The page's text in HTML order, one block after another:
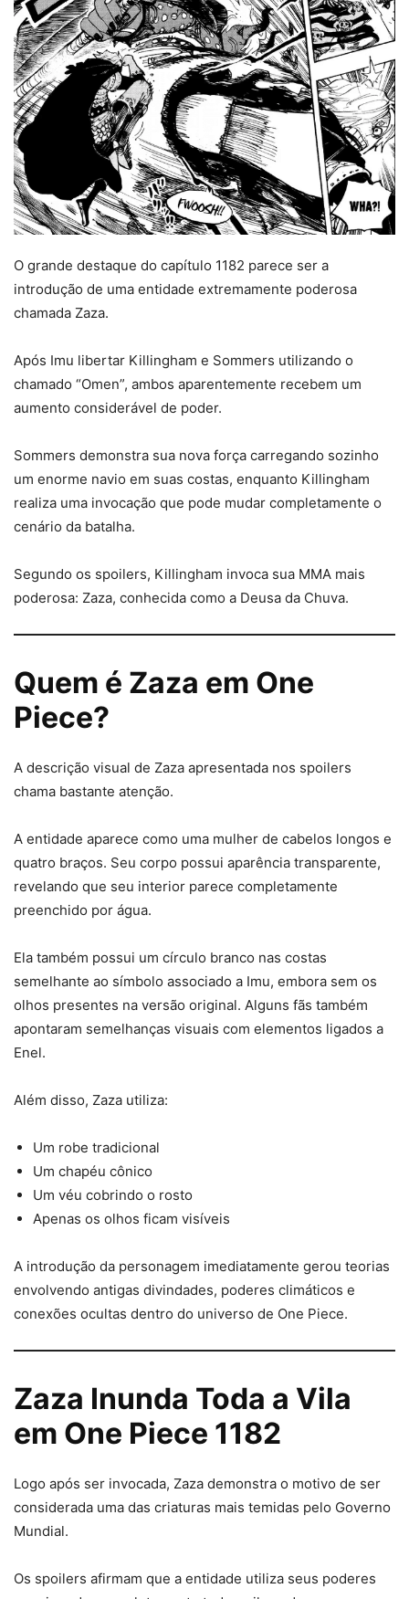
O grande destaque do capítulo 1182 parece ser a
introdução de uma entidade extremamente poderosa
chamada Zaza.
Após Imu libertar Killingham e Sommers utilizando o
chamado “Omen”, ambos aparentemente recebem um
aumento considerável de poder.
Sommers demonstra sua nova força carregando sozinho
um enorme navio em suas costas, enquanto Killingham
realiza uma invocação que pode mudar completamente o
cenário da batalha.
Segundo os spoilers, Killingham invoca sua MMA mais
poderosa: Zaza, conhecida como a Deusa da Chuva.
Quem é Zaza em One
Piece?
A descrição visual de Zaza apresentada nos spoilers
chama bastante atenção.
A entidade aparece como uma mulher de cabelos longos e
quatro braços. Seu corpo possui aparência transparente,
revelando que seu interior parece completamente
preenchido por água.
Ela também possui um círculo branco nas costas
semelhante ao símbolo associado a Imu, embora sem os
olhos presentes na versão original. Alguns fãs também
apontaram semelhanças visuais com elementos ligados a
Enel.
Além disso, Zaza utiliza:
Um robe tradicional
Um chapéu cônico
Um véu cobrindo o rosto
Apenas os olhos ficam visíveis
A introdução da personagem imediatamente gerou teorias
envolvendo antigas divindades, poderes climáticos e
conexões ocultas dentro do universo de One Piece.
Zaza Inunda Toda a Vila
em One Piece 1182
Logo após ser invocada, Zaza demonstra o motivo de ser
considerada uma das criaturas mais temidas pelo Governo
Mundial.
Os spoilers afirmam que a entidade utiliza seus poderes